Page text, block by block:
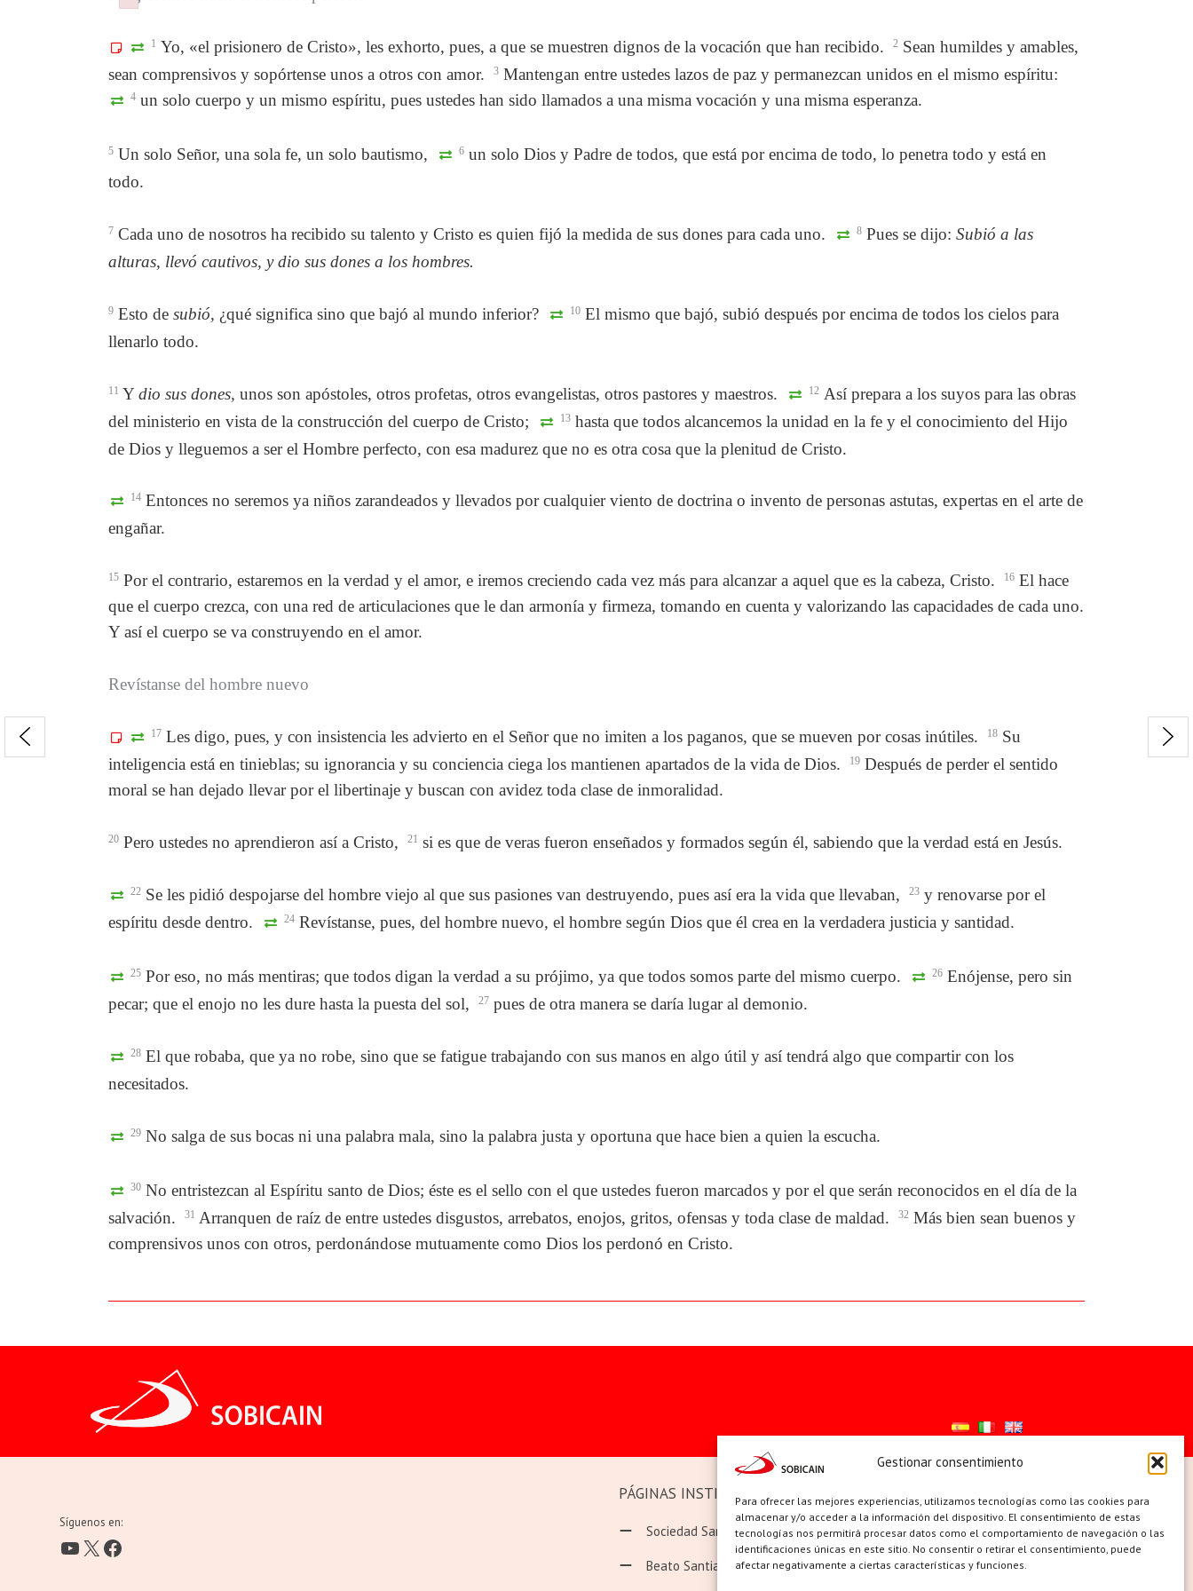
Gestionar consentimiento
Para ofrecer las mejores experiencias, utilizamos tecnologías como las cookies para
almacenar y/o acceder a la información del dispositivo. El consentimiento de estas
tecnologías nos permitirá procesar datos como el comportamiento de navegación o las
identificaciones únicas en este sitio. No consentir o retirar el consentimiento, puede
afectar negativamente a ciertas características y funciones.
1 Yo, «el prisionero de Cristo», les exhorto, pues, a que se muestren dignos de la vocación que han recibido. 2 Sean humildes y amables,
sean comprensivos y sopórtense unos a otros con amor.
3 Mantengan entre ustedes lazos de paz y permanezcan unidos en el mismo espíritu:
4 un solo cuerpo y un mismo espíritu, pues ustedes han sido llamados a una misma vocación y una misma esperanza.
5 Un solo Señor, una sola fe, un solo bautismo, 6 un solo Dios y Padre de todos, que está por encima de todo, lo penetra todo y está en
todo.
7 Cada uno de nosotros ha recibido su talento y Cristo es quien fijó la medida de sus dones para cada uno. 8 Pues se dijo: Subió a las
alturas, llevó cautivos, y dio sus dones a los hombres.
9 Esto de subió, ¿qué significa sino que bajó al mundo inferior? 10 El mismo que bajó, subió después por encima de todos los cielos para
llenarlo todo.
11 Ydio sus dones, unos son apóstoles, otros profetas, otros evangelistas, otros pastores y maestros. 12 Así prepara a los suyos para las obras
del ministerio en vista de la construcción del cuerpo de Cristo;
13 hasta que todos alcancemos la unidad en la fe y el conocimiento del Hijo
de Dios y lleguemos a ser el Hombre perfecto, con esa madurez que no es otra cosa que la plenitud de Cristo.
14 Entonces no seremos ya niños zarandeados y llevados por cualquier viento de doctrina o invento de personas astutas, expertas en el arte de
engañar.
15 Por el contrario, estaremos en la verdad y el amor, e iremos creciendo cada vez más para alcanzar a aquel que es la cabeza, Cristo. 16 El hace
que el cuerpo crezca, con una red de articulaciones que le dan armonía y firmeza, tomando en cuenta y valorizando las capacidades de cada uno.
Y así el cuerpo se va construyendo en el amor.
Revístanse del hombre nuevo
17 Les digo, pues, y con insistencia les advierto en el Señor que no imiten a los paganos, que se mueven por cosas inútiles. 18 Su
inteligencia está en tinieblas; su ignorancia y su conciencia ciega los mantienen apartados de la vida de Dios.
19 Después de perder el sentido
moral se han dejado llevar por el libertinaje y buscan con avidez toda clase de inmoralidad.
20 Pero ustedes no aprendieron así a Cristo, 21 si es que de veras fueron enseñados y formados según él, sabiendo que la verdad está en Jesús.
22 Se les pidió despojarse del hombre viejo al que sus pasiones van destruyendo, pues así era la vida que llevaban, 23 y renovarse por el
espíritu desde dentro.
24 Revístanse, pues, del hombre nuevo, el hombre según Dios que él crea en la verdadera justicia y santidad.
25 Por eso, no más mentiras; que todos digan la verdad a su prójimo, ya que todos somos parte del mismo cuerpo. 26 Enójense, pero sin
pecar; que el enojo no les dure hasta la puesta del sol,
27 pues de otra manera se daría lugar al demonio.
28 El que robaba, que ya no robe, sino que se fatigue trabajando con sus manos en algo útil y así tendrá algo que compartir con los
necesitados.
29 No salga de sus bocas ni una palabra mala, sino la palabra justa y oportuna que hace bien a quien la escucha.
30 No entristezcan al Espíritu santo de Dios; éste es el sello con el que ustedes fueron marcados y por el que serán reconocidos en el día de la
salvación.
31 Arranquen de raíz de entre ustedes disgustos, arrebatos, enojos, gritos, ofensas y toda clase de maldad. 32 Más bien sean buenos y
comprensivos unos con otros, perdonándose mutuamente como Dios los perdonó en Cristo.
Síguenos en:
YouTube
X Facebook
PÁGINAS INSTITUCIONALES
Sociedad San Pablo
Beato Santiago Alberione
Failed to initialize plugin: wplink
Failed to initialize plugin: wplink